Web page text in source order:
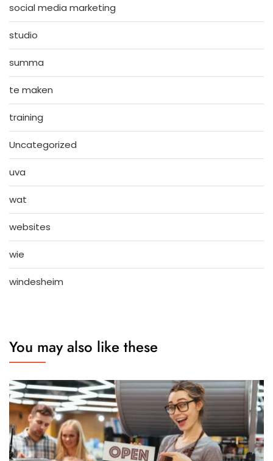
social media marketing
studio
summa
te maken
training
Uncategorized
uva
wat
websites
wie
windesheim
You may also like these